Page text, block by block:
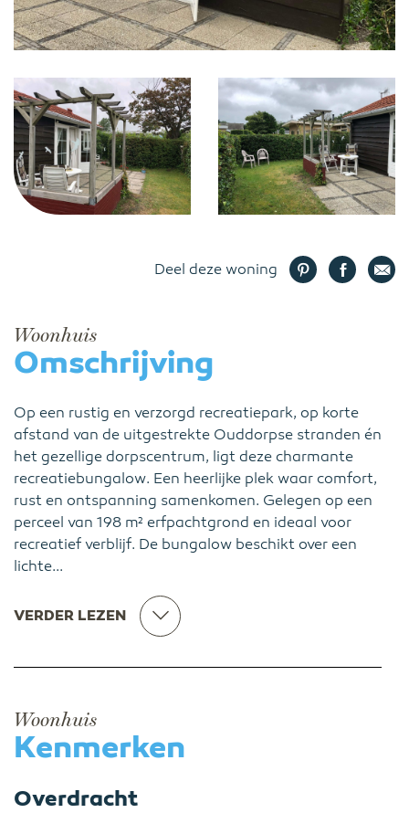
Deel deze woning
Woonhuis
Omschrijving
Op een rustig en verzorgd recreatiepark, op korte
afstand van de uitgestrekte Ouddorpse stranden én
het gezellige dorpscentrum, ligt deze charmante
recreatiebungalow. Een heerlijke plek waar comfort,
rust en ontspanning samenkomen. Gelegen op een
perceel van 198 m² erfpachtgrond en ideaal voor
recreatief verblijf. De bungalow beschikt over een
lichte...
VERDER LEZEN
Woonhuis
Kenmerken
Overdracht